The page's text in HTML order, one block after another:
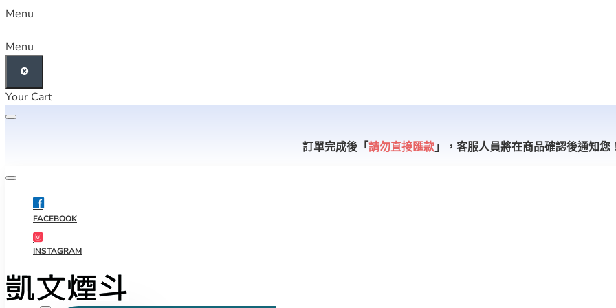
Menu
Menu
Your Cart
訂單完成後「請勿直接匯款 」， 客服人員將在商品確認後通知您
FACEBOOK
INSTAGRAM